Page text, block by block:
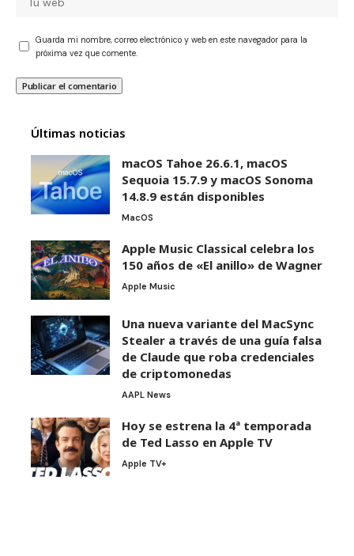
Guarda mi nombre, correo electrónico y web en este navegador para la
próxima vez que comente.
Últimas noticias
macOS Tahoe 26.6.1, macOS
Sequoia 15.7.9 y macOS Sonoma
14.8.9 están disponibles
MacOS
Apple Music Classical celebra los
150 años de «El anillo» de Wagner
Apple Music
Una nueva variante del MacSync
Stealer a través de una guía falsa
de Claude que roba credenciales
de criptomonedas
AAPL News
Hoy se estrena la 4ª temporada
de Ted Lasso en Apple TV
Apple TV+